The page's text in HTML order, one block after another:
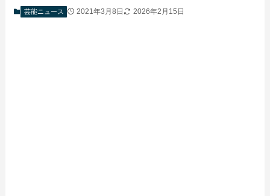
芸能ニュース 2021年3月8日 2026年2月15日